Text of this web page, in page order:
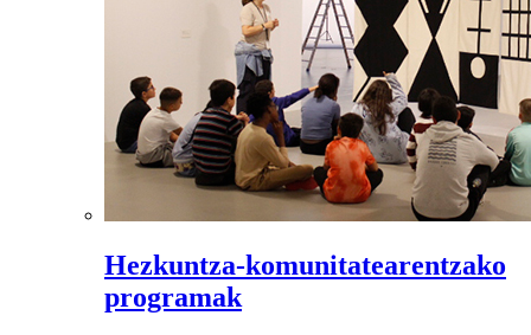
Hezkuntza-komunitatearentzako
programak